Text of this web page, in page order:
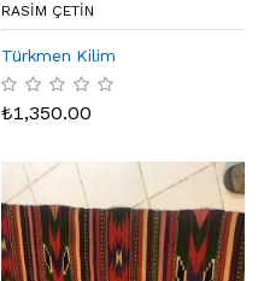
RASIM ÇETIN
Türkmen Kilim
₺1,350.00